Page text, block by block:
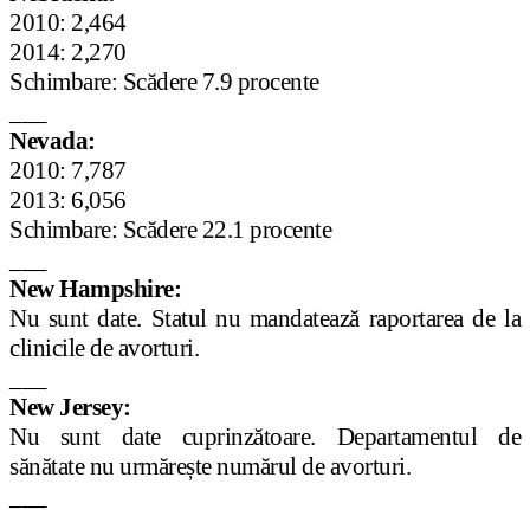
2010: 2,464
2014: 2,270
Schimbare: Scădere 7.9 procente
Nevada:
2010: 7,787
2013: 6,056
Schimbare: Scădere 22.1 procente
New Hampshire:
Nu sunt date. Statul nu mandatează raportarea de la
clinicile de avorturi.
New Jersey:
Nu sunt date cuprinzătoare. Departamentul de
sănătate nu urmărește numărul de avorturi.